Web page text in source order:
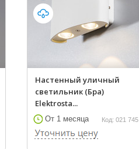
Настенный уличный
светильник (Бра)
Elektrosta...
От 1 месяца Код: 021 745